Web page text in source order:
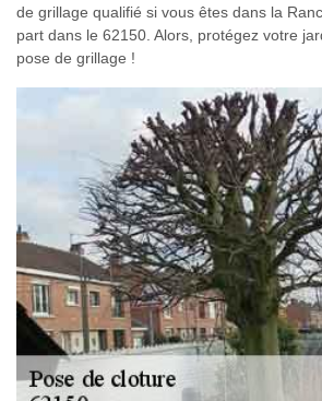
de grillage qualifié si vous êtes dans la
part dans le 62150. Alors, protégez votre
pose de grillage !